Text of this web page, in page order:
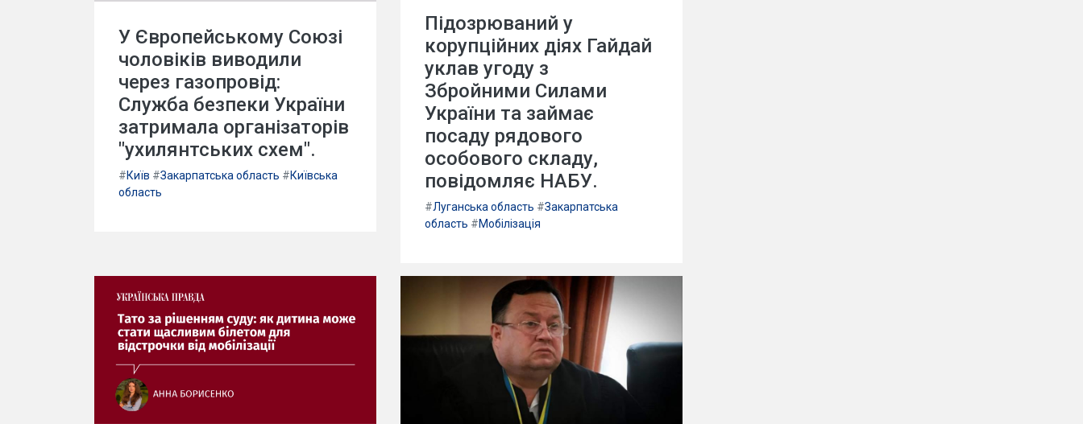
У Європейському Союзі
чоловіків виводили
через газопровід:
Служба безпеки України
затримала організаторів
"ухилянтських схем".
#Київ #Закарпатська область #Київська
область
Підозрюваний у
корупційних діях Гайдай
уклав угоду з
Збройними Силами
України та займає
посаду рядового
особового складу,
повідомляє НАБУ.
#Луганська область #Закарпатська
область #Мобілізація